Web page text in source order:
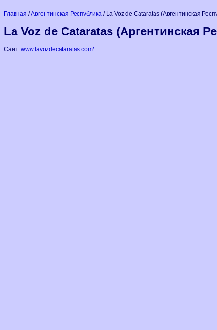
Главная /Аргентинская Республика / La Voz de Cataratas (Аргентинская
La Voz de Cataratas (Аргентинская
Сайт: www.lavozdecataratas.com/